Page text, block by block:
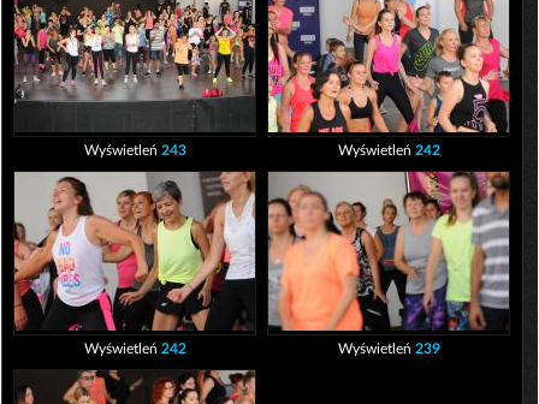
Wyświetleń 243 Wyświetleń 242
Wyświetleń 242 Wyświetleń 239